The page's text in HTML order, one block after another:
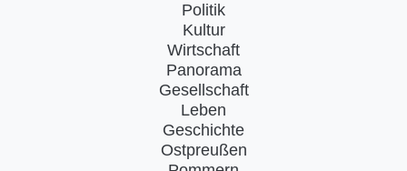
Politik
Kultur
Wirtschaft
Panorama
Gesellschaft
Leben
Geschichte
Ostpreußen